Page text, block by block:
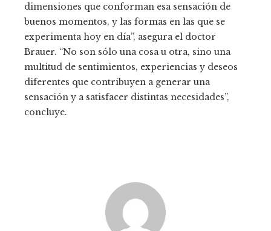
dimensiones que conforman esa sensación de
buenos momentos, y las formas en las que se
experimenta hoy en día”, asegura el doctor
Brauer. “No son sólo una cosa u otra, sino una
multitud de sentimientos, experiencias y deseos
diferentes que contribuyen a generar una
sensación y a satisfacer distintas necesidades”,
concluye.